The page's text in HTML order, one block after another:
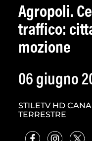
Agropoli.
traffico:
mozione
06 giugno
STILETV HD
TERRESTRE